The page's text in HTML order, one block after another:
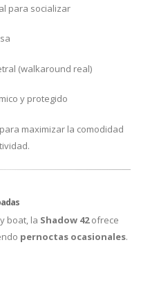
para socializar
(walkaround real)
y protegido
maximizar la comodidad
boat, la Shadow 42ofrece
pernoctas ocasionales.